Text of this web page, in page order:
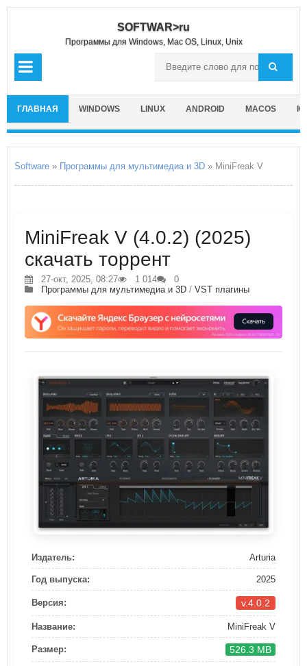
SOFTWAR>ru
Программы для Windows, Mac OS, Linux, Unix
ГЛАВНАЯ WINDOWS LINUX ANDROID MACOS
Software » Программы для мультимедиа и 3D » MiniFreak V
MiniFreak V (4.0.2) (2025)
скачать торрент
27-окт, 2025, 08:27 1 014
0
Программы для мультимедиа и 3D / VST плагины
Издатель: Arturia
Год выпуска: 2025
Версия: v.4.0.2
Название: MiniFreak V
Размер: 526.3 MB